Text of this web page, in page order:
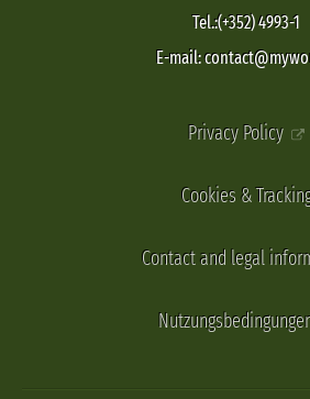
Tel.:(+352) 4993-1
E-mail:
Privacy Policy
Cookies &
Contact and legal